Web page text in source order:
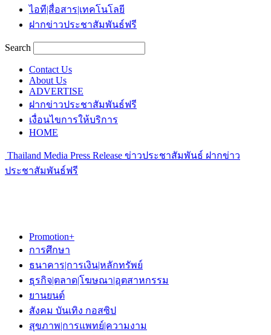
ไอที|สื่อสาร|เทคโนโลยี
ฝากข่าวประชาสัมพันธ์ฟรี
Search
Contact Us
About Us
ADVERTISE
ฝากข่าวประชาสัมพันธ์ฟรี
เงื่อนไขการให้บริการ
HOME
Thailand Media Press Release ข่าวประชาสัมพันธ์ ฝากข่าว
ประชาสัมพันธ์ฟรี
Promotion+
การศึกษา
ธนาคาร|การเงิน|หลักทรัพย์
ธุรกิจ|ตลาด|โฆษณา|อุตสาหกรรม
ยานยนต์
สังคม บันเทิง กอสซิป
สุขภาพ|การแพทย์|ความงาม